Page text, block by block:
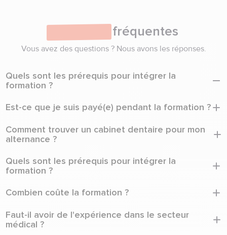
fréquentes
Vous avez des questions ? Nous avons les réponses.
Quels sont les prérequis pour intégrer la
formation ?
Il faut être titulaire d'un diplôme ou titre de niveau 3
minimum (Brevet, CAP ou BEP) et avoir au moins 18 ans.
Est-ce que je suis payé(e) pendant la formation ?
cabinet dentaire et percevez une rémunération tout au long
de votre formation.
Comment trouver un cabinet dentaire pour mon
alternance ?
Formation & Santé vous accompagne dans votre recherche :
coaching CV, préparation aux entretiens et mise en relation
avec notre réseau de plus de 700 cabinets partenaires.
Quels sont les prérequis pour intégrer la
formation ?
Il faut être titulaire d'un diplôme ou titre de niveau 3
minimum (Brevet, CAP ou BEP) et avoir au moins 18 ans.
Combien coûte la formation ?
La formation est entièrement financée par l'OPCO EP. Elle ne
vous coûte rien.
Faut-il avoir de l'expérience dans le secteur
médical ?